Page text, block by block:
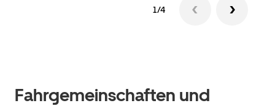
1/4
Fahrgemeinschaften und